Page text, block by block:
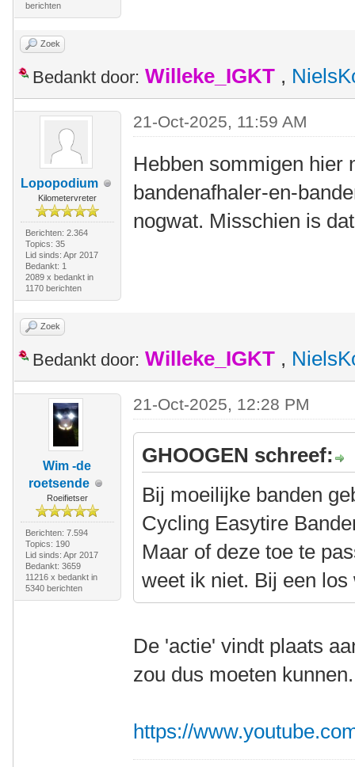
berichten
Zoek
Bedankt door: Willeke_IGKT ,
Lopopodium
Kilometervreter
Berichten: 2.364
Topics: 35
Lid sinds: Apr 2017
Bedankt: 1
2089 x bedankt in
1170 berichten
21-Oct-2025, 11:59 AM
Hebben sommigen hier
bandenafhaler-en-
nogwat. Misschien is
Zoek
Bedankt door: Willeke_IGKT ,
Wim -de
roetsende
Roeifietser
Berichten: 7.594
Topics: 190
Lid sinds: Apr 2017
Bedankt: 3659
11216 x bedankt in
5340 berichten
21-Oct-2025, 12:28 PM
GHOOGEN schreef:
Bij moeilijke banden
Cycling Easytire
Maar of deze toe te
weet ik niet. Bij een
De 'actie' vindt plaats
zou dus moeten
https://